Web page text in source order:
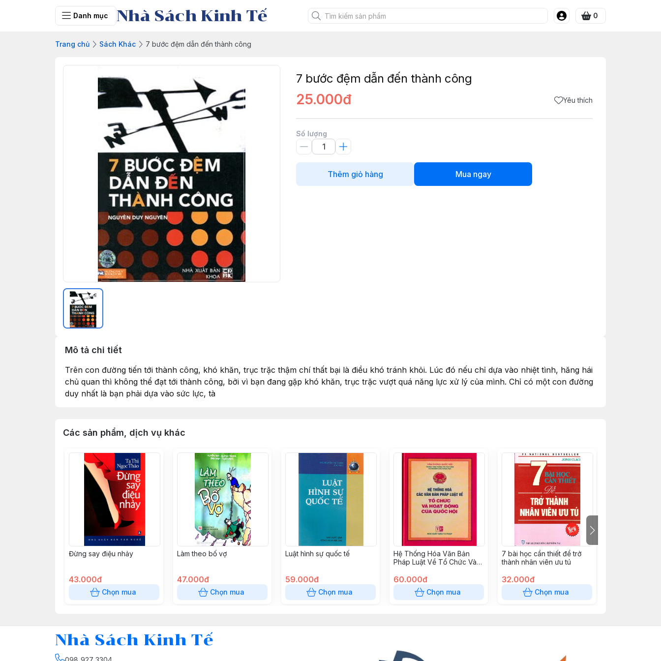
Danh mục Nhà Sách Kinh Tế 0
Trang chủ Sách Khác 7 bước đệm dẫn đến thành công
7 bước đệm dẫn đến thành công
25.000đ Yêu thích
Số lượng
Thêm giỏ hàng Mua ngay
Mô tả chi tiết
Trên con đường tiến tới thành công, khó khăn, trục trặc thậm chí thất bại là điều khó tránh khỏi. Lúc đó nếu chỉ dựa vào nhiệt tình, hăng hái
chủ quan thì không thể đạt tới thành công, bởi vì bạn đang gặp khó khăn, trục trặc vượt quá năng lực xử lý của mình. Chỉ có một con đường
duy nhất là bạn phải dựa vào sức lực, tà
Các sản phẩm, dịch vụ khác
Đừng say điệu nhảy
43.000đ
Chọn mua
Làm theo bố vợ
47.000đ
Chọn mua
Luật hình sự quốc tế
59.000đ
Chọn mua
Hệ Thống Hóa Văn Bản
Pháp Luật Về Tổ Chức Và
(Bìa Cứng)
60.000đ
Chọn mua
7 bài học cần thiết để trở
thành nhân viên ưu tú
32.000đ
Chọn mua
Nhà Sách Kinh Tế